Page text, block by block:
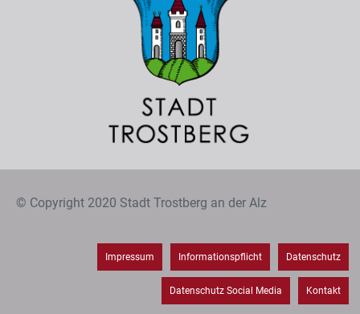
© Copyright 2020 Stadt Trostberg an der Alz
Impressum Informationspflicht Datenschutz
Datenschutz Social Media Kontakt